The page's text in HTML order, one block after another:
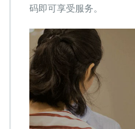
码即可享受服务。